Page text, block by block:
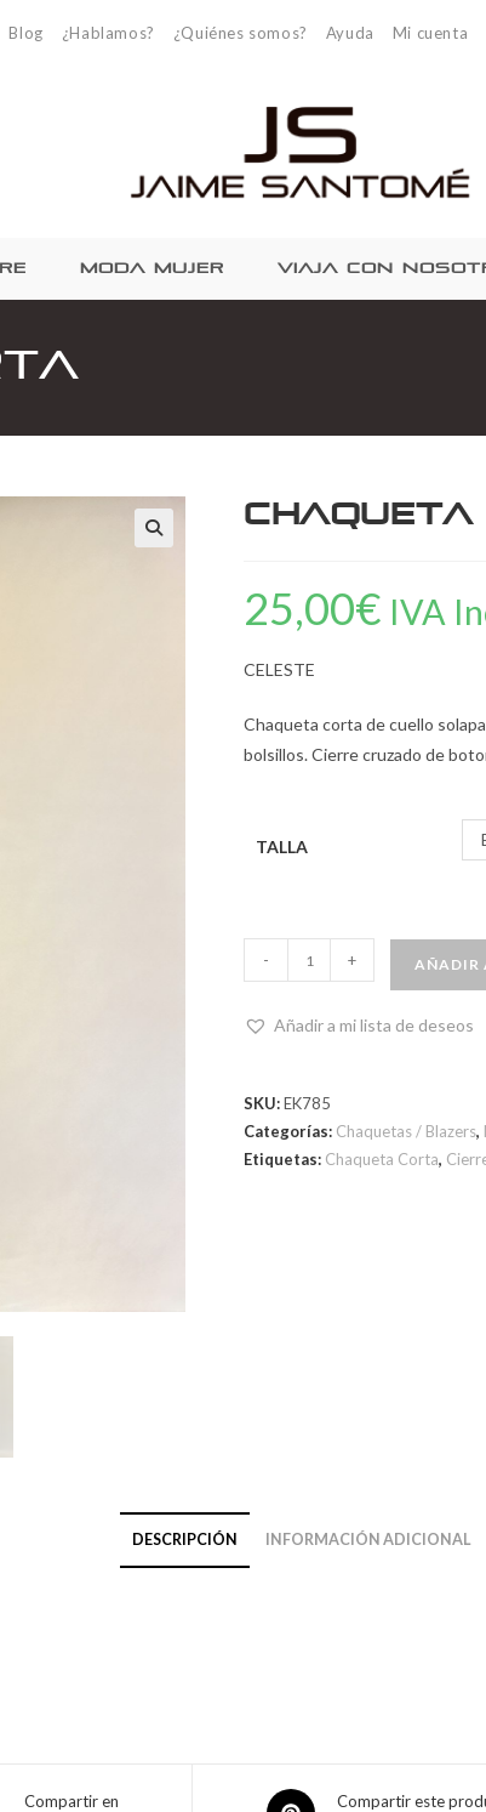
Blog ¿Hablamos? ¿Quiénes somos? Ayuda Mi cuenta
MODA MUJER VIAJA CON
25,00€ IVA
CELESTE
Chaqueta corta de cuello
bolsillos. Cierre cruzado de
TALLA
- + AÑADIR
Añadir a mi lista de deseos
SKU:EK785
Categorías: Chaquetas / Blazers,
Etiquetas: Chaqueta Corta,
DESCRIPCIÓN INFORMACIÓN ADICIONAL
Compartir en
Compartir este